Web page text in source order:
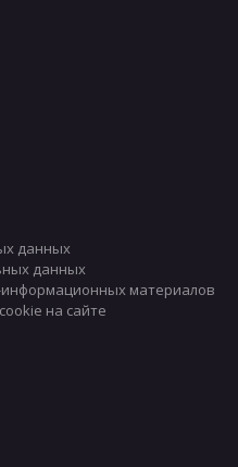
данных
данных
материалов
на сайте